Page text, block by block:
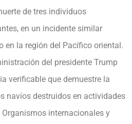
de tres individuos
en un incidente similar
en la región del Pacífico oriental.
del presidente Trump
verificable que demuestre la
navíos destruidos en actividades
internacionales y